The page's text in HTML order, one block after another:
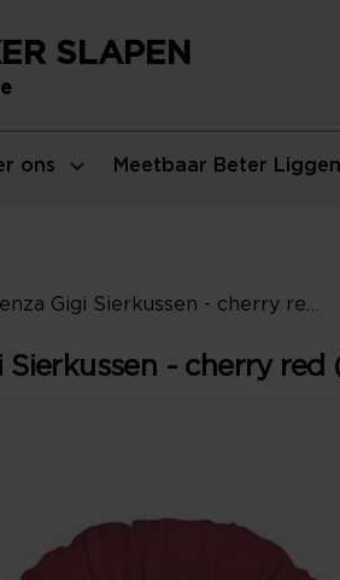
ons Meetbaar Beter Liggen
SLAPEN
Sierkussen - cherry red